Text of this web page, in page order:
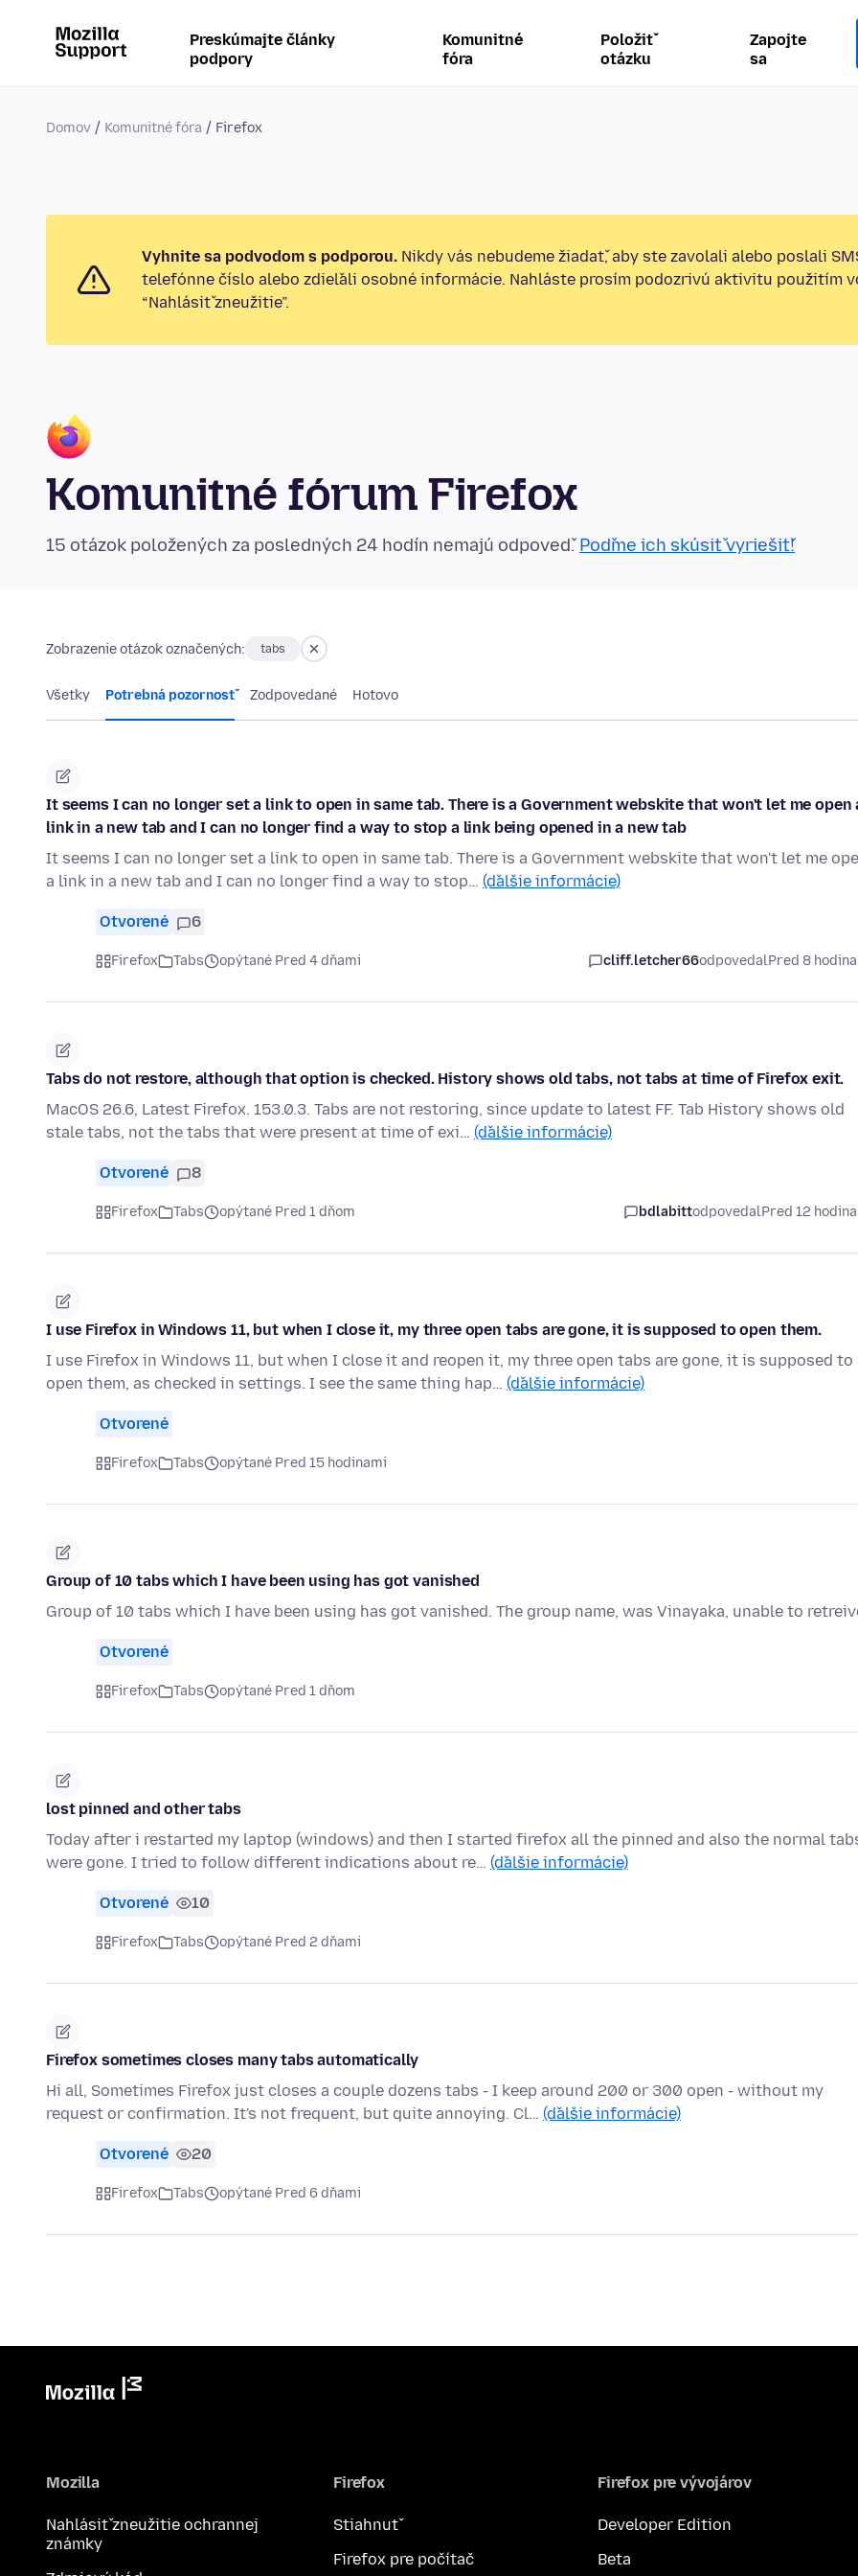
Preskúmajte články
podpory
Komunitné
fóra
Položiť
otázku
Zapojte
sa
Domov Komunitné fóra Firefox
Vyhnite sa podvodom s podporou. Nikdy vás nebudeme žiadať, aby ste zavolali alebo poslali
telefónne číslo alebo zdieľali osobné informácie. Nahláste prosím podozrivú aktivitu použitím
“Nahlásiť zneužitie”.
Komunitné fórum Firefox
15 otázok položených za posledných 24 hodín nemajú odpoveď.Poďme ich skúsiť vyriešiť!
Zobrazenie otázok označených: tabs
Všetky Potrebná pozornosť Zodpovedané Hotovo
It seems I can no longer set a link to open in same tab. There is a Government webskite that won't let me open
link in a new tab and I can no longer find a way to stop a link being opened in a new tab
It seems I can no longer set a link to open in same tab. There is a Government webskite that won't let me
a link in a new tab and I can no longer find a way to stop… (ďalšie informácie)
Otvorené 6
Firefox Tabs opýtané Pred 4 dňami cliff.letcher66odpovedalPred 8
Tabs do not restore, although that option is checked. History shows old tabs, not tabs at time of Firefox exit.
MacOS 26.6, Latest Firefox. 153.0.3. Tabs are not restoring, since update to latest FF. Tab History shows old
stale tabs, not the tabs that were present at time of exi… (ďalšie informácie)
Otvorené 8
Firefox Tabs opýtané Pred 1 dňom bdlabittodpovedalPred 12
I use Firefox in Windows 11, but when I close it, my three open tabs are gone, it is supposed to open them.
I use Firefox in Windows 11, but when I close it and reopen it, my three open tabs are gone, it is supposed to
open them, as checked in settings. I see the same thing hap… (ďalšie informácie)
Otvorené
Firefox Tabs opýtané Pred 15 hodinami
Group of 10 tabs which I have been using has got vanished
Group of 10 tabs which I have been using has got vanished. The group name, was Vinayaka, unable to
Otvorené
Firefox Tabs opýtané Pred 1 dňom
lost pinned and other tabs
Today after i restarted my laptop (windows) and then I started firefox all the pinned and also the normal
were gone. I tried to follow different indications about re… (ďalšie informácie)
Otvorené 10
Firefox Tabs opýtané Pred 2 dňami
Firefox sometimes closes many tabs automatically
Hi all, Sometimes Firefox just closes a couple dozens tabs - I keep around 200 or 300 open - without my
request or confirmation. It's not frequent, but quite annoying. Cl… (ďalšie informácie)
Otvorené 20
Firefox Tabs opýtané Pred 6 dňami
Mozilla
Nahlásiť zneužitie ochrannej
známky
Firefox
Stiahnuť
Firefox pre počítač
Firefox pre vývojárov
Developer Edition
Beta